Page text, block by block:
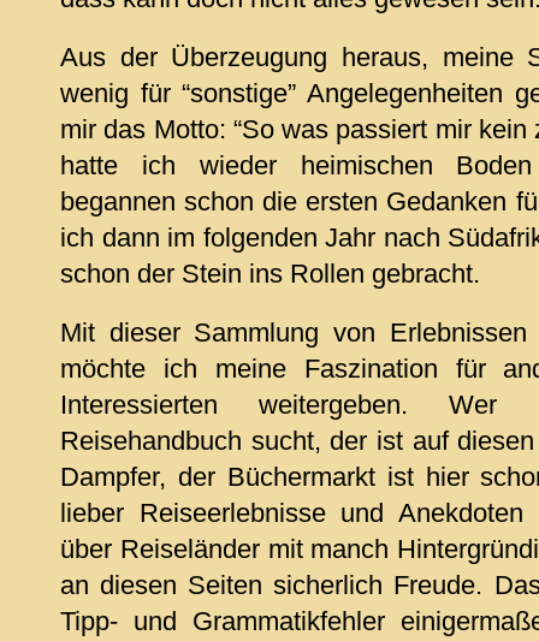
Aus der Überzeugung heraus, meine
wenig für “sonstige” Angelegenheiten
mir das Motto: “So was passiert mir kein
hatte ich wieder heimischen
begannen schon die ersten Gedanken
ich dann im folgenden Jahr nach
schon der Stein ins Rollen gebracht.
Mit dieser Sammlung von
möchte ich meine Faszination für
Interessierten weitergeben.
Reisehandbuch sucht, der ist auf
Dampfer, der Büchermarkt ist hier
lieber Reiseerlebnisse und
über Reiseländer mit manch
an diesen Seiten sicherlich Freude.
Tipp- und Grammatikfehler